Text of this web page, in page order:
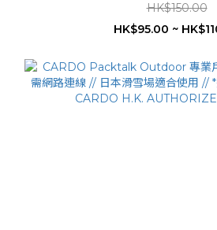
HK$150.00
HK$95.00 ~